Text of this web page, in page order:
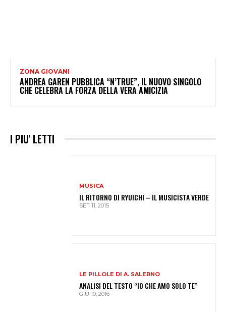
ZONA GIOVANI
ANDREA GAREN PUBBLICA “N’TRUE”, IL NUOVO SINGOLO
CHE CELEBRA LA FORZA DELLA VERA AMICIZIA
I PIU' LETTI
MUSICA
IL RITORNO DI RYUICHI – IL MUSICISTA VERDE
SET 11, 2015
LE PILLOLE DI A. SALERNO
ANALISI DEL TESTO “IO CHE AMO SOLO TE”
GIU 10, 2016